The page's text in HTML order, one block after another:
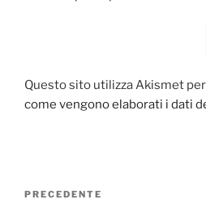
Questo sito utilizza Akismet
come vengono elaborati i dati
Navigazione
Articolo
PRECEDENTE